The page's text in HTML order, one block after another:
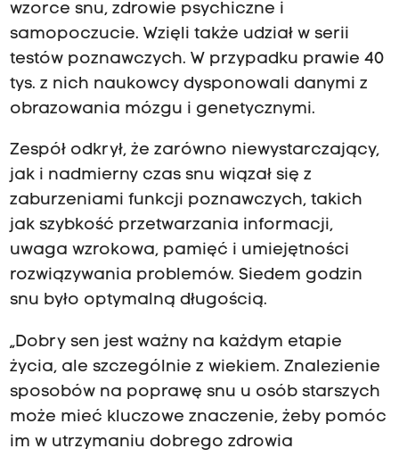
wzorce snu, zdrowie psychiczne i
samopoczucie. Wzięli także udział w serii
testów poznawczych. W przypadku prawie 40
tys. z nich naukowcy dysponowali danymi z
obrazowania mózgu i genetycznymi.
Zespół odkrył, że zarówno niewystarczający,
jak i nadmierny czas snu wiązał się z
zaburzeniami funkcji poznawczych, takich
jak szybkość przetwarzania informacji,
uwaga wzrokowa, pamięć i umiejętności
rozwiązywania problemów. Siedem godzin
snu było optymalną długością.
„Dobry sen jest ważny na każdym etapie
życia, ale szczególnie z wiekiem. Znalezienie
sposobów na poprawę snu u osób starszych
może mieć kluczowe znaczenie, żeby pomóc
im w utrzymaniu dobrego zdrowia